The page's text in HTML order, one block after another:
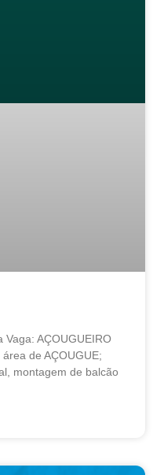
Vaga: AÇOUGUEIRO
de AÇOUGUE;
montagem de balcão